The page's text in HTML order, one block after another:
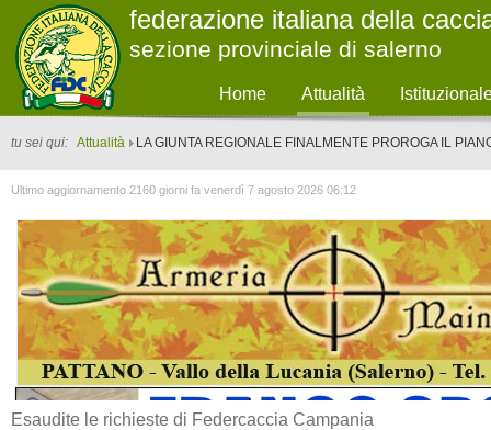
federazione italiana della
sezione provinciale di salerno
Home Attualità
tu sei qui: Attualità LA GIUNTA REGIONALE FINALMENTE PROROGA IL
Ultimo aggiornamento 2160 giorni fa venerdì 7 agosto 2026 06:12
Esaudite le richieste di Federcaccia Campania